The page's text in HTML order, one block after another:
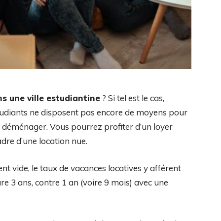
une ville estudiantine ? Si tel est le cas,
ne disposent pas encore de moyens pour
Vous pourrez profiter d’un loyer
d’une location nue.
vide, le taux de vacances locatives y afférent
3 ans, contre 1 an (voire 9 mois) avec une